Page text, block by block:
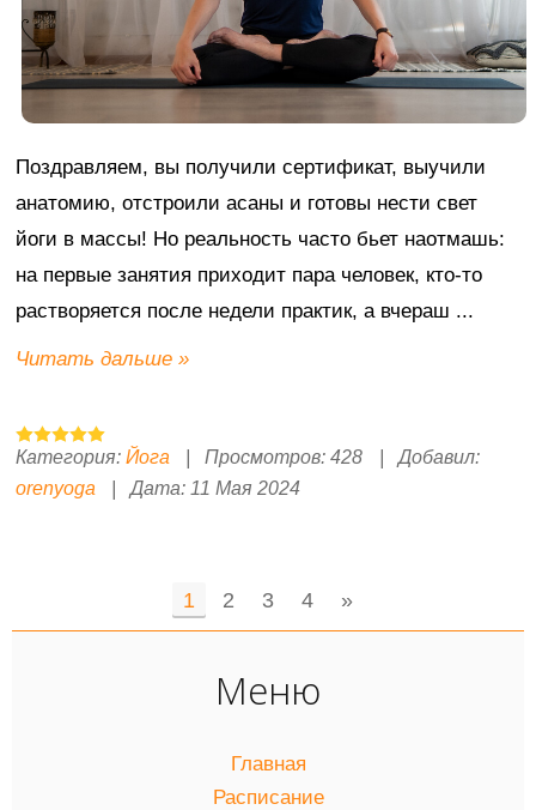
Поздравляем, вы получили сертификат, выучили
анатомию, отстроили асаны и готовы нести свет
йоги в массы! Но реальность часто бьет наотмашь:
на первые занятия приходит пара человек, кто-то
растворяется после недели практик, а вчераш ...
Читать дальше »
Категория: Йога Просмотров: 428
Добавил:
orenyoga
Дата: 11 Мая 2024
1 2 3 4 »
Меню
Главная
Расписание